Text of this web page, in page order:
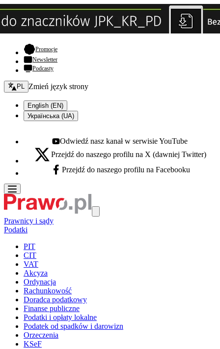
Promocje- otwiera się w nowej karcie
Newsletter
Podcasty
Zmień język - bieżący:
PL Zmień język strony
English (EN)
Українська (UA)
Youtube - otwiera się w nowej karcie
Odwiedź nasz kanał w serwisie YouTube
X - otwiera się w nowej karcie
Przejdź do naszego profilu na X (dawniej Twitter)
Facebook - otwiera się w nowej karcie
Przejdź do naszego profilu na Facebooku
Prawnicy i sądy
Podatki
PIT
CIT
VAT
Akcyza
Ordynacja
Rachunkowość
Doradca podatkowy
Finanse publiczne
Podatki i opłaty lokalne
Podatek od spadków i darowizn
Orzeczenia
KSeF